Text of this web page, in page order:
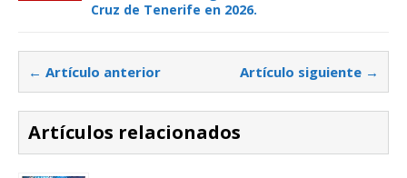
Cruz de Tenerife en 2026.
← Artículo anterior Artículo siguiente →
Artículos relacionados